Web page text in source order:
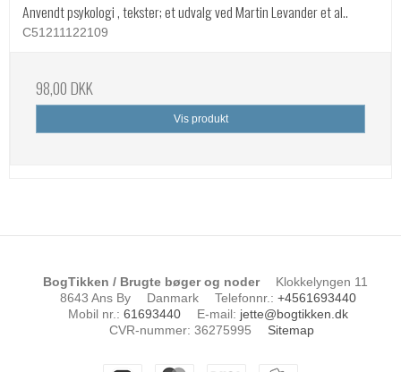
Anvendt psykologi , tekster; et udvalg ved Martin Levander et al..
C51211122109
98,00 DKK
Vis produkt
BogTikken / Brugte bøger og noder
Klokkelyngen 11
8643 Ans By
Danmark Telefonnr. : +4561693440
Mobil nr. : 61693440 E-mail: jette@bogtikken.dk
CVR-nummer: 36275995 Sitemap